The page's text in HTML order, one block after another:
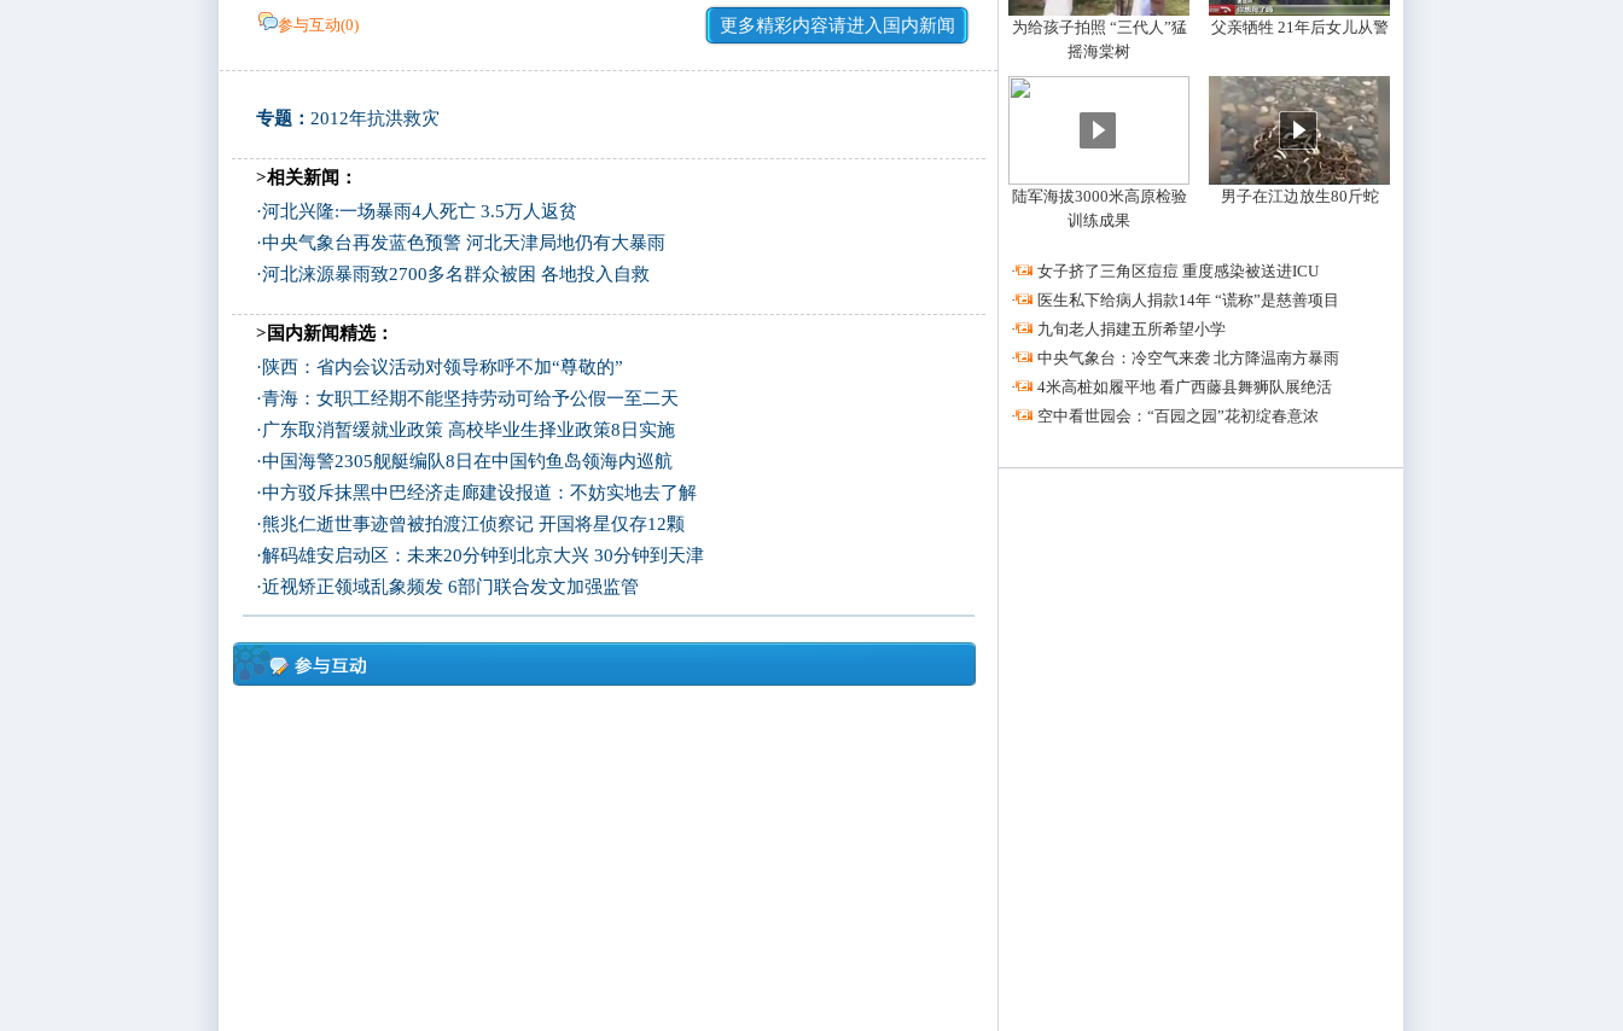
参与互动(0) 更多精彩内容请进入国内新闻
专题： 2012年抗洪救灾
>相关新闻：
·河北兴隆:一场暴雨4人死亡 3.5万人返贫
·中央气象台再发蓝色预警 河北天津局地仍有大暴雨
·河北涞源暴雨致2700多名群众被困 各地投入自救
>国内新闻精选：
·陕西：省内会议活动对领导称呼不加“尊敬的”
·青海：女职工经期不能坚持劳动可给予公假一至二天
·广东取消暂缓就业政策 高校毕业生择业政策8日实施
·中国海警2305舰艇编队8日在中国钓鱼岛领海内巡航
·中方驳斥抹黑中巴经济走廊建设报道：不妨实地去了解
·熊兆仁逝世事迹曾被拍渡江侦察记 开国将星仅存12颗
·解码雄安启动区：未来20分钟到北京大兴 30分钟到天津
·近视矫正领域乱象频发 6部门联合发文加强监管
为给孩子拍照 “三代人”猛
摇海棠树
父亲牺牲 21年后女儿从警
陆军海拔3000米高原检验
训练成果
男子在江边放生80斤蛇
·
女子挤了三角区痘痘 重度感染被送进ICU
·
医生私下给病人捐款14年 “谎称”是慈善项目
·
九旬老人捐建五所希望小学
·
中央气象台：冷空气来袭 北方降温南方暴雨
·
4米高桩如履平地 看广西藤县舞狮队展绝活
·
空中看世园会：“百园之园”花初绽春意浓